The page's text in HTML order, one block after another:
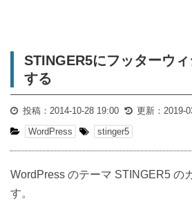
STINGER5にフッターウ
する
投稿： 2014-10-28 19:00 更新： 2019-
WordPress
stinger5
WordPress のテーマ STINGER5 の
す。